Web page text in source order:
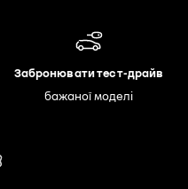
Забронювати тест-драйв
бажаної моделі